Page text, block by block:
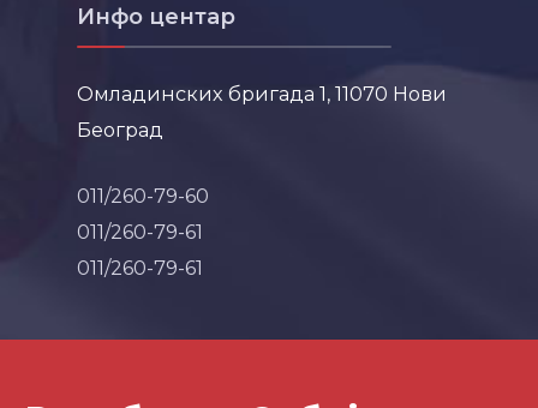
Инфо центар
Омладинских бригада 1, 11070 Нови
Београд
011/260-79-60
011/260-79-61
011/260-79-61